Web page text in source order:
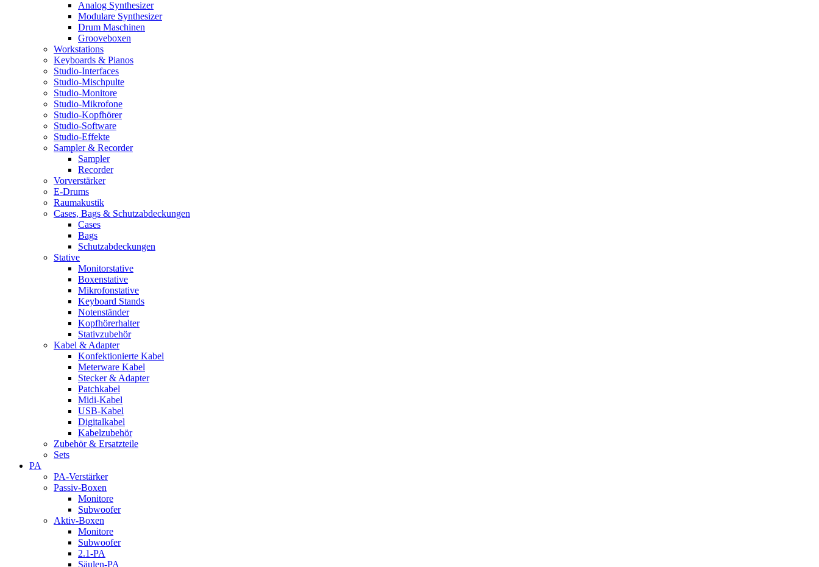
Analog Synthesizer
Modulare Synthesizer
Drum Maschinen
Grooveboxen
Workstations
Keyboards & Pianos
Studio-Interfaces
Studio-Mischpulte
Studio-Monitore
Studio-Mikrofone
Studio-Kopfhörer
Studio-Software
Studio-Effekte
Sampler & Recorder
Sampler
Recorder
Vorverstärker
E-Drums
Raumakustik
Cases, Bags & Schutzabdeckungen
Cases
Bags
Schutzabdeckungen
Stative
Monitorstative
Boxenstative
Mikrofonstative
Keyboard Stands
Notenständer
Kopfhörerhalter
Stativzubehör
Kabel & Adapter
Konfektionierte Kabel
Meterware Kabel
Stecker & Adapter
Patchkabel
Midi-Kabel
USB-Kabel
Digitalkabel
Kabelzubehör
Zubehör & Ersatzteile
Sets
PA
PA-Verstärker
Passiv-Boxen
Monitore
Subwoofer
Aktiv-Boxen
Monitore
Subwoofer
2.1-PA
Säulen-PA